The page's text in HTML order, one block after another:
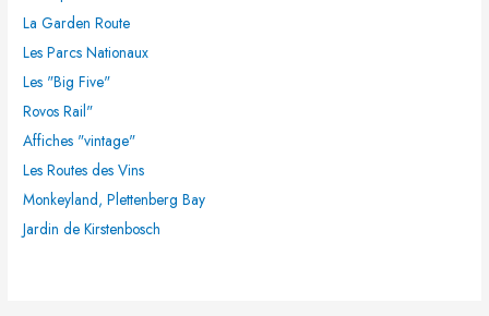
c
h
e
r
:
La Garden Route
Les Parcs Nationaux
Les "Big Five"
Rovos Rail"
Affiches "vintage"
Les Routes des Vins
Monkeyland, Plettenberg Bay
Jardin de Kirstenbosch